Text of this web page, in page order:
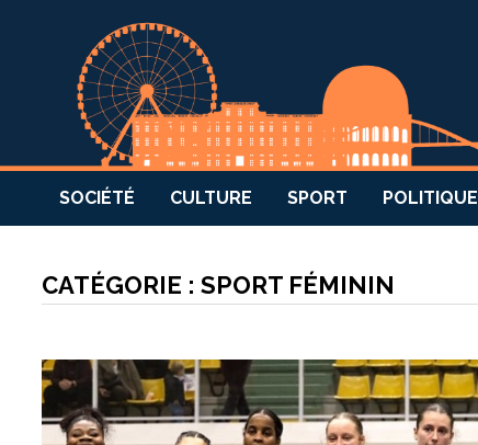
SOCIÉTÉ CULTURE SPORT POLITIQUE
CATÉGORIE :SPORT FÉMININ